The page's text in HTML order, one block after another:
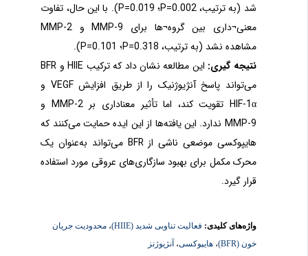
شد (به ترتیب، 0.002=P؛ 0.019=P). با این حال، تفاوت
معنی¬داری بین گروه¬ها برای MMP-9 و MMP-2
مشاهده نشد (به ترتیب، 0.318=P؛ 0.101=P).
نتیجه گیری:
این مطالعه نشان داد که ترکیب HIIE و BFR
می‌تواند پاسخ آنژیوژنیک را از طریق افزایش VEGF و
HIF-1α تقویت کند، اما تأثیر معناداری بر MMP-2 و
MMP-9 ندارد. این یافته‌ها از این ایده حمایت می‌کنند که
هایپوکسی موضعی ناشی از BFR می‌تواند به‌عنوان یک
محرک مکمل برای بهبود سازگاری‌های عروقی مورد استفاده
قرار گیرد.
واژه‌های کلیدی:فعالیت تناوبی شدید (HIIE) ،محدودیت جریان
خون (BFR)
،هایپوکسی، آنژیوژنز